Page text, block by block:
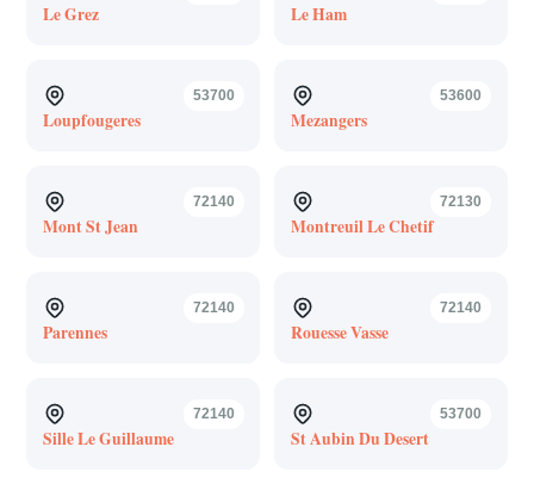
Le Grez Le Ham
53700
Loupfougeres
53600
Mezangers
72140
Mont St Jean
72130
Montreuil Le Chetif
72140
Parennes
72140
Rouesse Vasse
72140
Sille Le Guillaume
53700
St Aubin Du Desert